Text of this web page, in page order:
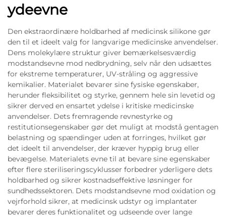
ydeevne
Den ekstraordinære holdbarhed af medicinsk silikone gør
den til et ideelt valg for langvarige medicinske anvendelser.
Dens molekylære struktur giver bemærkelsesværdig
modstandsevne mod nedbrydning, selv når den udsættes
for ekstreme temperaturer, UV-stråling og aggressive
kemikalier. Materialet bevarer sine fysiske egenskaber,
herunder fleksibilitet og styrke, gennem hele sin levetid og
sikrer derved en ensartet ydelse i kritiske medicinske
anvendelser. Dets fremragende revnestyrke og
restitutionsegenskaber gør det muligt at modstå gentagen
belastning og spændinger uden at forringes, hvilket gør
det ideelt til anvendelser, der kræver hyppig brug eller
bevægelse. Materialets evne til at bevare sine egenskaber
efter flere steriliseringscyklusser forbedrer yderligere dets
holdbarhed og sikrer kostnadseffektive løsninger for
sundhedssektoren. Dets modstandsevne mod oxidation og
vejrforhold sikrer, at medicinsk udstyr og implantater
bevarer deres funktionalitet og udseende over lange